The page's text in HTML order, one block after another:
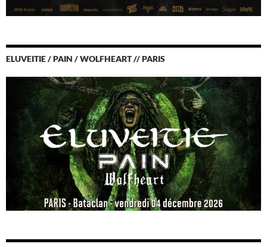
ELUVEITIE / PAIN / WOLFHEART // PARIS